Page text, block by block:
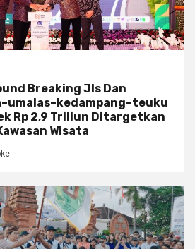
Breaking Jls Dan
Rp 2,9 Triliun Ditargetkan
Wisata